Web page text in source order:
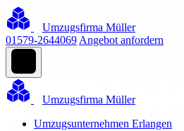
Umzugsfirma Müller
01579-2644069 Angebot anfordern
Umzugsfirma Müller
Umzugsunternehmen Erlangen